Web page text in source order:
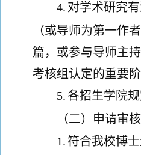
4. 对学术研究
（或导师为第一作
篇，或参与导师主
考核组认定的重要
5.各招生学院规
（二）申请审
1. 符合我校博